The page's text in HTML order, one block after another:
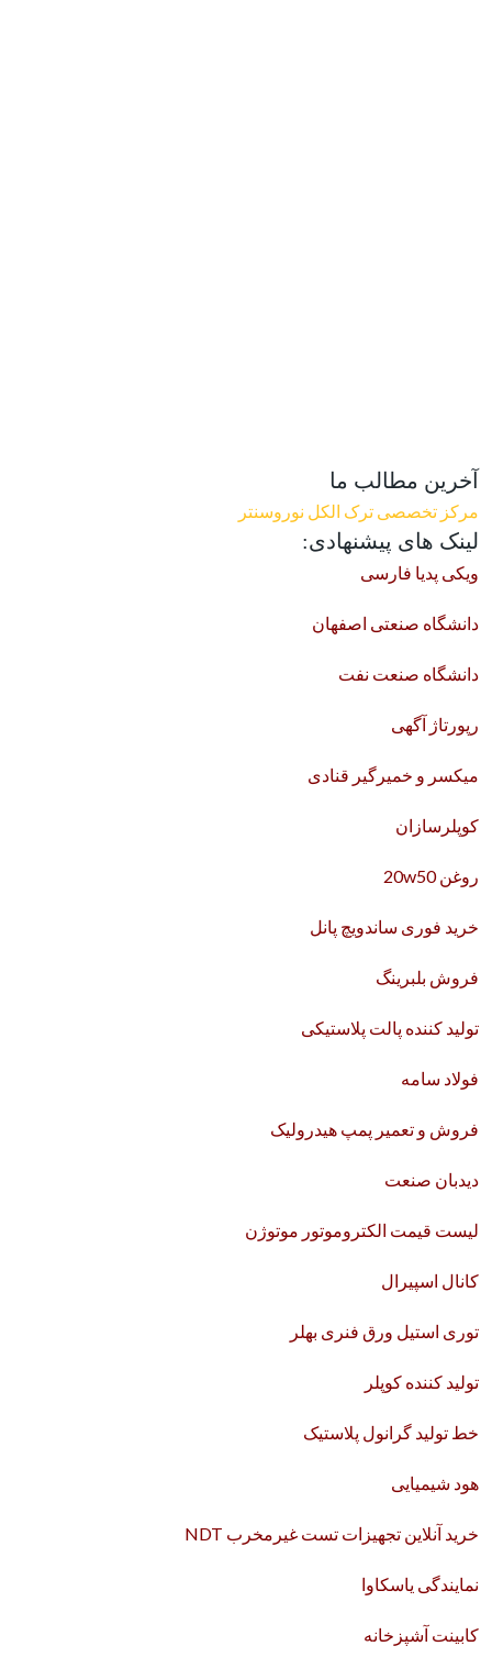
آخرین مطالب ما
مرکز تخصصی ترک الکل نوروسنتر
لینک های پیشنهادی:
ویکی پدیا فارسی
دانشگاه صنعتی اصفهان
دانشگاه صنعت نفت
رپورتاژ آگهی
میکسر و خمیرگیر قنادی
کوپلرسازان
روغن 20w50
خرید فوری ساندویچ پانل
فروش بلبرینگ
تولید کننده پالت پلاستیکی
فولاد سامه
فروش و تعمیر پمپ هیدرولیک
دیدبان صنعت
لیست قیمت الکتروموتور موتوژن
کانال اسپیرال
توری استیل ورق فنری بهلر
تولید کننده کوپلر
خط تولید گرانول پلاستیک
هود شیمیایی
خرید آنلاین تجهیزات تست غیرمخرب NDT
نمایندگی یاسکاوا
کابینت آشپزخانه